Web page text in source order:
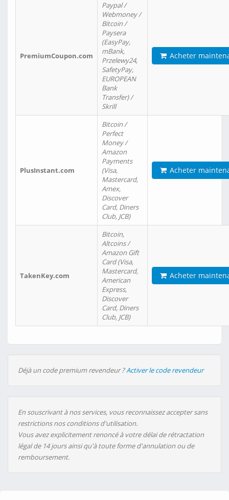
PremiumCoupon.com
Paypal /
Webmoney /
Bitcoin /
Paysera
(EasyPay,
mBank,
Przelewy24,
SafetyPay,
EUROPEAN
Bank
Transfer) /
Skrill
Acheter
PlusInstant.com
Bitcoin /
Perfect
Money /
Amazon
Payments
(Visa,
Mastercard,
Amex,
Discover
Card, Diners
Club, JCB)
Acheter
TakenKey.com
Bitcoin,
Altcoins /
Amazon Gift
Card (Visa,
Mastercard,
American
Express,
Discover
Card, Diners
Club, JCB)
Acheter
Déjà un code premium revendeur ?Activer le code revendeur
En souscrivant à nos services, vous reconnaissez accepter sans
restrictions nos conditions d'utilisation.
Vous avez explicitement renoncé à votre délai de rétractation
légal de 14 jours ainsi qu'à toute forme d'annulation ou de
remboursement.